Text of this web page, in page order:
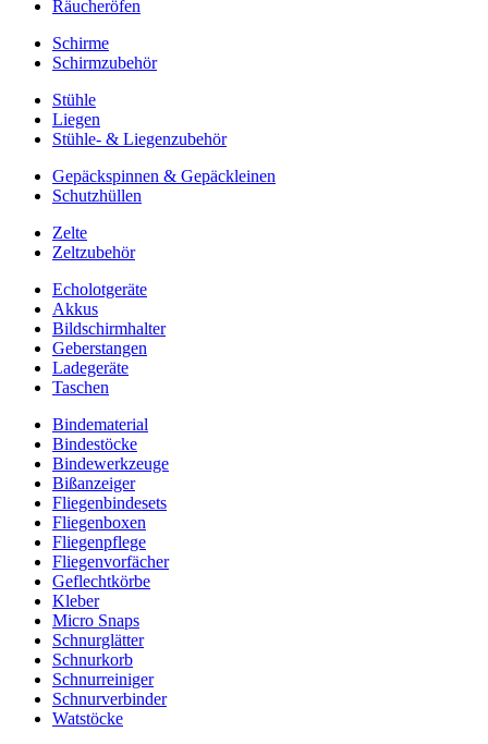
Räucheröfen
Schirme
Schirmzubehör
Stühle
Liegen
Stühle- & Liegenzubehör
Gepäckspinnen & Gepäckleinen
Schutzhüllen
Zelte
Zeltzubehör
Echolotgeräte
Akkus
Bildschirmhalter
Geberstangen
Ladegeräte
Taschen
Bindematerial
Bindestöcke
Bindewerkzeuge
Bißanzeiger
Fliegenbindesets
Fliegenboxen
Fliegenpflege
Fliegenvorfächer
Geflechtkörbe
Kleber
Micro Snaps
Schnurglätter
Schnurkorb
Schnurreiniger
Schnurverbinder
Watstöcke